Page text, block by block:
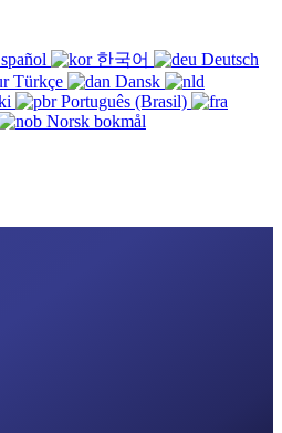
한국어
Deutsch
Türkçe
Dansk
Português (Brasil)
Norsk bokmål